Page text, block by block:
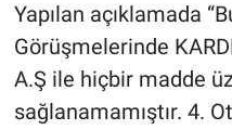
Yapılan açıklamada
Görüşmelerinde
A.Ş ile hiçbir madde
sağlanamamıştır. 4.